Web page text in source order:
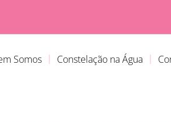
Somos Constelação na Água